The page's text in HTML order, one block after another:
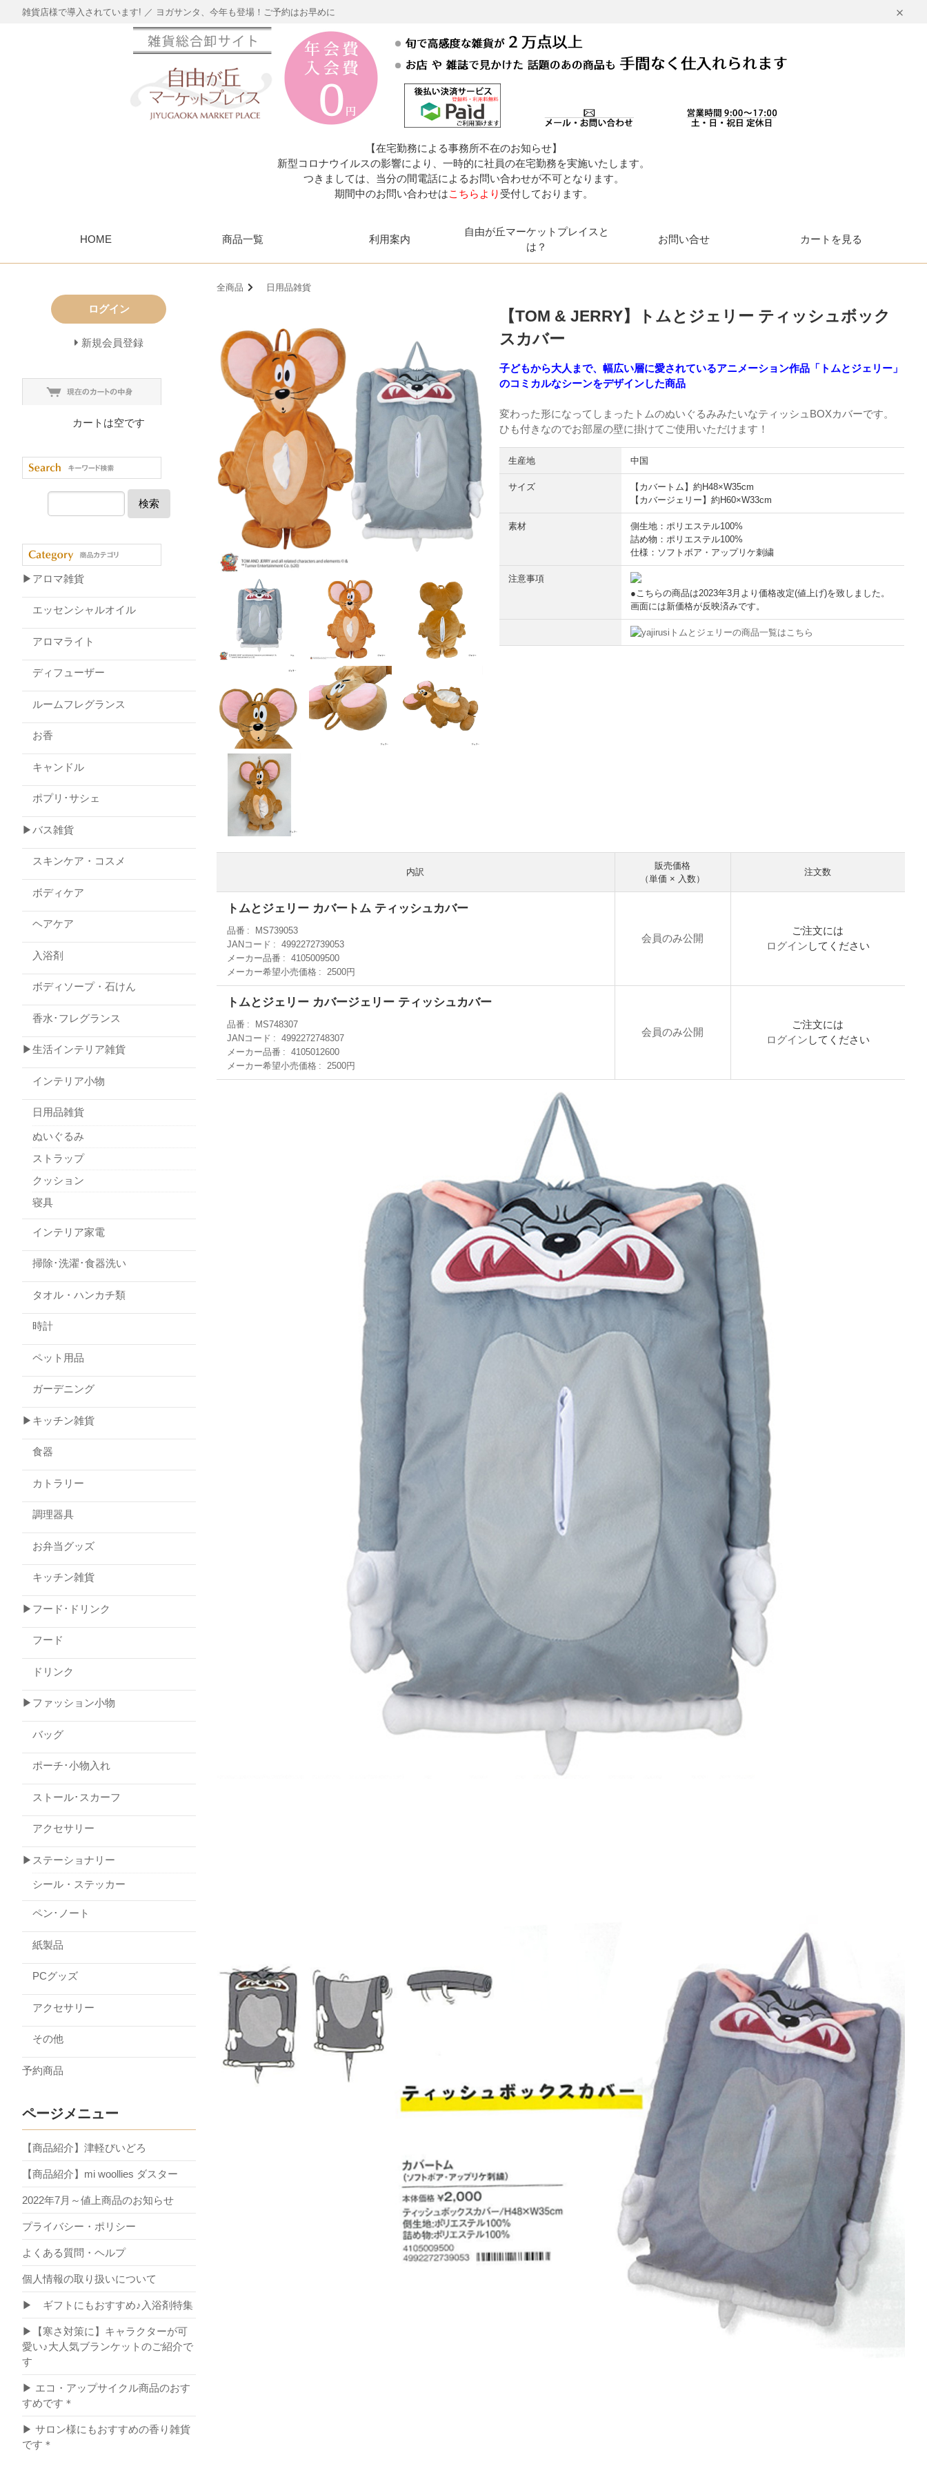
雑貨店様で導入されています! ／ ヨガサンタ、今年も登場！ご予約はお早めに
【在宅勤務による事務所不在のお知らせ】
新型コロナウイルスの影響により、一時的に社員の在宅勤務を実施いたします。
つきましては、当分の間電話によるお問い合わせが不可となります。
期間中のお問い合わせはこちらより 受付しております。
HOME 商品一覧 利用案内
自由が丘マーケットプレイスと
は？
お問い合せ カートを見る
全商品 日用品雑貨
【TOM & JERRY】トムとジェリー ティッシュボック
スカバー
子どもから大人まで、幅広い層に愛されているアニメーション作品「トムとジェリー」
のコミカルなシーンをデザインした商品
変わった形になってしまったトムのぬいぐるみみたいなティッシュBOXカバーです。
ひも付きなのでお部屋の壁に掛けてご使用いただけます！
生産地 中国
サイズ
【カバートム】約H48×W35cm
【カバージェリー】約H60×W33cm
素材
側生地：ポリエステル100%
詰め物：ポリエステル100%
仕様：ソフトボア・アップリケ刺繍
注意事項
●こちらの商品は2023年3月より価格改定(値上げ)を致しました。
画面には新価格が反映済みです。
トムとジェリーの商品一覧はこちら
内訳
販売価格
（単価 × 入数）
注文数
トムとジェリー カバートム ティッシュカバー
品番
MS739053
JANコード
4992272739053
メーカー品番
4105009500
メーカー希望小売価格
2500円
会員のみ公開
ご注文には
ログイン してください
トムとジェリー カバージェリー ティッシュカバー
品番
MS748307
JANコード
4992272748307
メーカー品番
4105012600
メーカー希望小売価格
2500円
会員のみ公開
ご注文には
ログイン してください
ログイン
新規会員登録
カートは空です
検索
▶アロマ雑貨
エッセンシャルオイル
アロマライト
ディフューザー
ルームフレグランス
お香
キャンドル
ポプリ･サシェ
▶バス雑貨
スキンケア・コスメ
ボディケア
ヘアケア
入浴剤
ボディソープ・石けん
香水･フレグランス
▶生活インテリア雑貨
インテリア小物
日用品雑貨
ぬいぐるみ
ストラップ
クッション
寝具
インテリア家電
掃除･洗濯･食器洗い
タオル・ハンカチ類
時計
ペット用品
ガーデニング
▶キッチン雑貨
食器
カトラリー
調理器具
お弁当グッズ
キッチン雑貨
▶フード･ドリンク
フード
ドリンク
▶ファッション小物
バッグ
ポーチ･小物入れ
ストール･スカーフ
アクセサリー
▶ステーショナリー
シール・ステッカー
ペン･ノート
紙製品
PCグッズ
アクセサリー
その他
予約商品
ページメニュー
【商品紹介】津軽びいどろ
【商品紹介】mi woollies ダスター
2022年7月～値上商品のお知らせ
プライバシー・ポリシー
よくある質問・ヘルプ
個人情報の取り扱いについて
▶ ギフトにもおすすめ♪入浴剤特集
▶【寒さ対策に】キャラクターが可
愛い♪大人気ブランケットのご紹介で
す
▶ エコ・アップサイクル商品のおす
すめです＊
▶ サロン様にもおすすめの香り雑貨
です＊